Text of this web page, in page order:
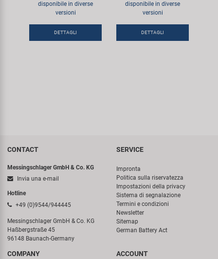
disponibile in diverse
versioni
DETTAGLI
disponibile in diverse
versioni
DETTAGLI
CONTACT
Messingschlager GmbH & Co. KG
Invia una e-mail
Hotline
+49 (0)9544/944445
Messingschlager GmbH & Co. KG
Haßbergstraße 45
96148 Baunach-Germany
SERVICE
Impronta
Politica sulla riservatezza
Impostazioni della privacy
Sistema di segnalazione
Termini e condizioni
Newsletter
Sitemap
German Battery Act
COMPANY ACCOUNT